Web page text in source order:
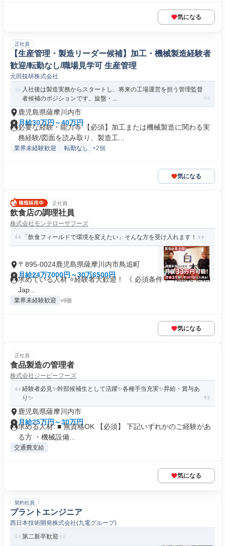
気になる
正社員
【生産管理・製造リーダー候補】加工・機械製造経験者
歓迎/転勤なし/職場見学可 生産管理
元田技研株式会社
入社後は製造実務からスタートし、将来の工場運営を担う管理監督
者候補のポジションです。旋盤・...
鹿児島県薩摩川内市
月給30万円～40万円
必要な経験・能力等 【必須】加工または機械製造に関わる実
務経験/図面を読み取り、製造工...
業界未経験歓迎 転勤なし +2個
気になる
正社員
飲食店の調理社員
株式会社モンテローザフーズ
「飲食フィールドで環境を変えたい」そんな方を受け入れます！
〒895-0024鹿児島県薩摩川内市鳥追町
月給24万7000円～30万6500円
求めている人材 ⭐経験者大歓迎！ 《 必須条件 》 Native level
Jap...
業界未経験歓迎 +9個
気になる
正社員
食品製造の管理者
株式会社ジーピーフーズ
経験者必見✨幹部候補生として活躍✨各種手当充実✨昇給・賞与あ
り✨
鹿児島県薩摩川内市
月給25万円～30万円
求める人材: ■ 無資格OK 【必須】 下記いずれかのご経験があ
る方 ・機械設備...
交通費支給
気になる
契約社員
プラントエンジニア
西日本技術開発株式会社(九電グループ)
第二新卒歓迎